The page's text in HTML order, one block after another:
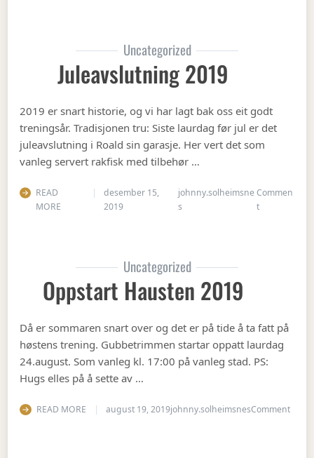
Uncategorized
Juleavslutning 2019
2019 er snart historie, og vi har lagt bak oss eit godt
treningsår. Tradisjonen tru: Siste laurdag før jul er det
juleavslutning i Roald sin garasje. Her vert det som
vanleg servert rakfisk med tilbehør …
READ
MORE
desember 15,
2019
johnny.solheimsne
s
Commen
ton
Uncategorized
Oppstart Hausten 2019
Då er sommaren snart over og det er på tide å ta fatt på
høstens trening. Gubbetrimmen startar oppatt laurdag
24.august. Som vanleg kl. 17:00 på vanleg stad. PS:
Hugs elles på å sette av …
READ MORE august 19, 2019johnny.solheimsnesCommenton